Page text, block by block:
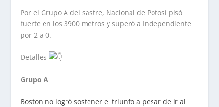
Por el Grupo A del sastre, Nacional de Potosí pisó
fuerte en los 3900 metros y superó a Independiente
por 2 a 0.
Detalles
Grupo A
Boston no logró sostener el triunfo a pesar de ir al